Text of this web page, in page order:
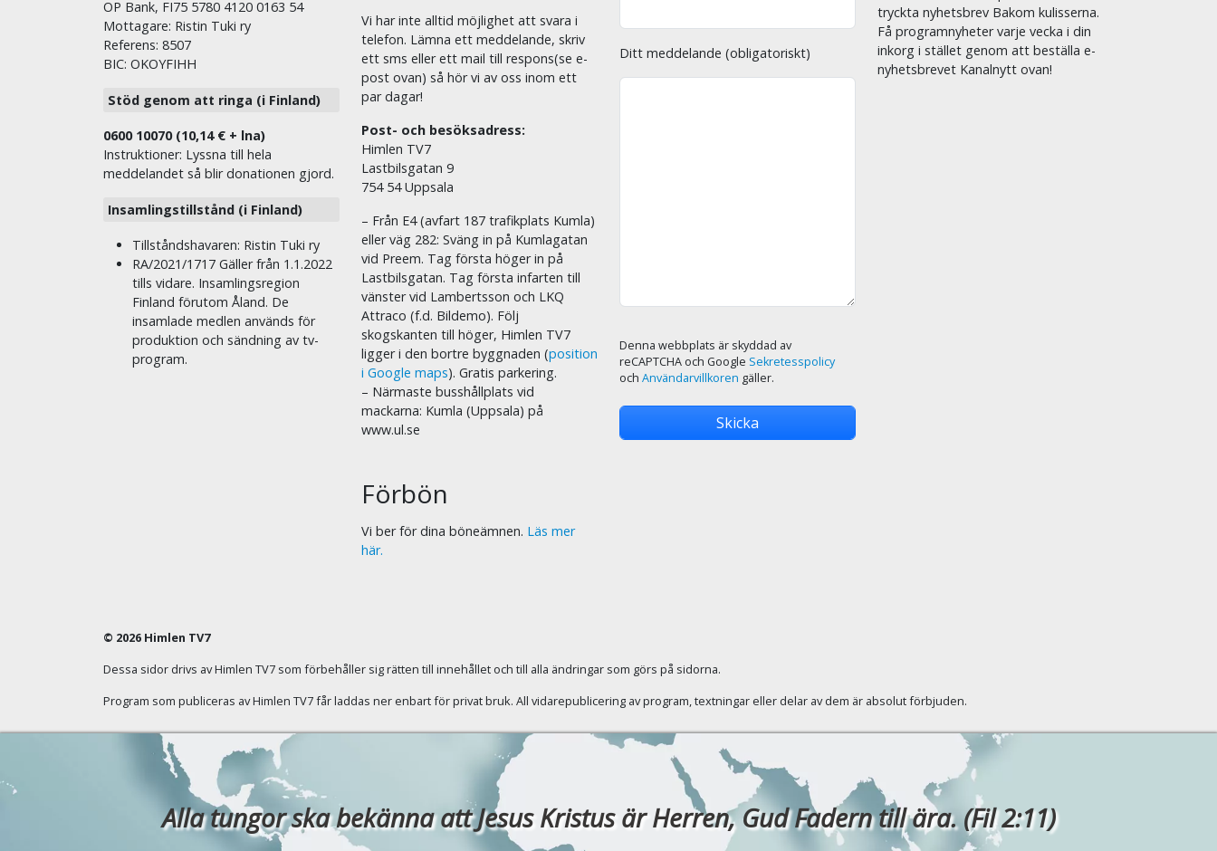
OP Bank, FI75 5780 4120 0163 54
Mottagare: Ristin Tuki ry
Referens: 8507
BIC: OKOYFIHH
Stöd genom att ringa (i Finland)
0600 10070 (10,14 € + lna)
Instruktioner: Lyssna till hela
meddelandet så blir donationen gjord.
Insamlingstillstånd (i Finland)
Tillståndshavaren: Ristin Tuki ry
RA/2021/1717 Gäller från 1.1.2022
tills vidare. Insamlingsregion
Finland förutom Åland. De
insamlade medlen används för
produktion och sändning av tv-
program.
Vi har inte alltid möjlighet att svara i
telefon. Lämna ett meddelande, skriv
ett sms eller ett mail till respons(se e-
post ovan) så hör vi av oss inom ett
par dagar!
Post- och besöksadress:
Himlen TV7
Lastbilsgatan 9
754 54 Uppsala
– Från E4 (avfart 187 trafikplats Kumla)
eller väg 282: Sväng in på Kumlagatan
vid Preem. Tag första höger in på
Lastbilsgatan. Tag första infarten till
vänster vid Lambertsson och LKQ
Attraco (f.d. Bildemo). Följ
skogskanten till höger, Himlen TV7
ligger i den bortre byggnaden (position
i Google maps). Gratis parkering.
– Närmaste busshållplats vid
mackarna: Kumla (Uppsala) på
www.ul.se
Förbön
Vi ber för dina böneämnen. Läs mer
här.
Ditt meddelande (obligatoriskt)
Denna webbplats är skyddad av
reCAPTCHA och Google Sekretesspolicy
och Användarvillkoren gäller.
tryckta nyhetsbrev Bakom kulisserna.
Få programnyheter varje vecka i din
inkorg i stället genom att beställa e-
nyhetsbrevet Kanalnytt ovan!
© 2026 Himlen TV7
Dessa sidor drivs av Himlen TV7 som förbehåller sig rätten till innehållet och till alla ändringar som görs på sidorna.
Program som publiceras av Himlen TV7 får laddas ner enbart för privat bruk. All vidarepublicering av program, textningar eller delar av dem är absolut förbjuden.
Alla tungor ska bekänna att Jesus Kristus är Herren, Gud Fadern till ära. (Fil 2:11)